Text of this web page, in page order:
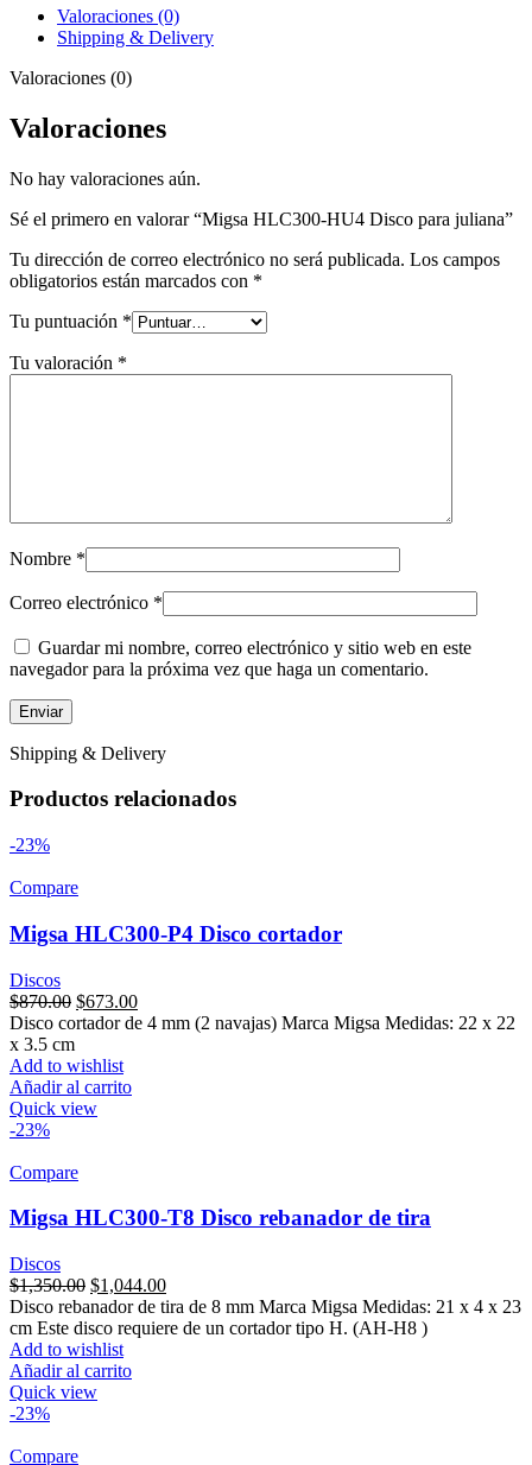
Valoraciones (0)
Shipping & Delivery
Valoraciones (0)
Valoraciones
No hay valoraciones aún.
Sé el primero en valorar “Migsa HLC300-HU4 Disco para juliana”
Tu dirección de correo electrónico no será publicada. Los campos
obligatorios están marcados con *
Tu puntuación *
Tu valoración *
Nombre *
Correo electrónico *
Guardar mi nombre, correo electrónico y sitio web en este
navegador para la próxima vez que haga un comentario.
Shipping & Delivery
Productos relacionados
-23%
Compare
Migsa HLC300-P4 Disco cortador
Discos
$870.00 Original
price
$870.00.
$673.00Current
price
Disco cortador de 4 mm (2 navajas) Marca Migsa Medidas: 22 x 22
x 3.5 cm
Add to wishlist
Añadir al carrito
Quick view
-23%
Compare
Migsa HLC300-T8 Disco rebanador de tira
Discos
$1,350.00 Original
price
was:
$1,350.00.
$1,044.00Current
price
is:
Disco rebanador de tira de 8 mm Marca Migsa Medidas: 21 x 4 x 23
cm Este disco requiere de un cortador tipo H. (AH-H8 )
Add to wishlist
Añadir al carrito
Quick view
-23%
Compare